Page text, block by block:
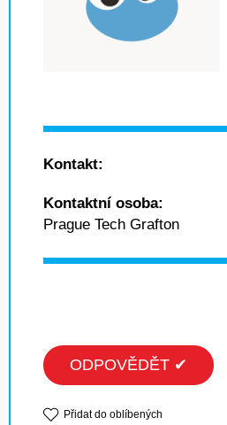
Kontakt:
Kontaktní osoba:
Prague Tech Grafton
ODPOVĚDĚT ✔
Přidat do oblíbených